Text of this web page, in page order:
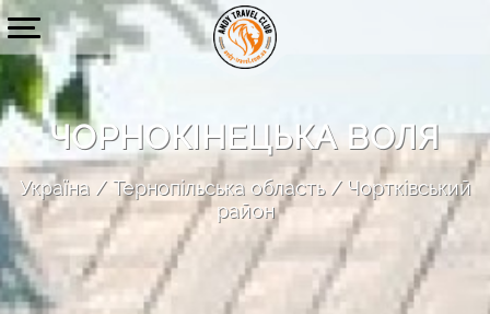
ЧОРНОКІНЕЦЬКА ВОЛЯ
Україна Тернопільська область
Чортківський
район